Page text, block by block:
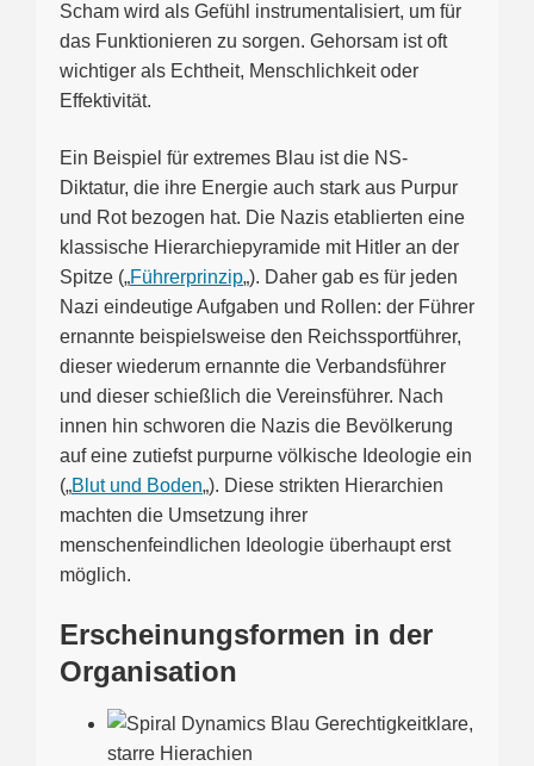
Scham wird als Gefühl instrumentalisiert, um für
das Funktionieren zu sorgen. Gehorsam ist oft
wichtiger als Echtheit, Menschlichkeit oder
Effektivität.
Ein Beispiel für extremes Blau ist die NS-
Diktatur, die ihre Energie auch stark aus Purpur
und Rot bezogen hat. Die Nazis etablierten eine
klassische Hierarchiepyramide mit Hitler an der
Spitze („Führerprinzip„). Daher gab es für jeden
Nazi eindeutige Aufgaben und Rollen: der Führer
ernannte beispielsweise den Reichssportführer,
dieser wiederum ernannte die Verbandsführer
und dieser schießlich die Vereinsführer. Nach
innen hin schworen die Nazis die Bevölkerung
auf eine zutiefst purpurne völkische Ideologie ein
(„Blut und Boden„). Diese strikten Hierarchien
machten die Umsetzung ihrer
menschenfeindlichen Ideologie überhaupt erst
möglich.
Erscheinungsformen in der
Organisation
klare,
starre Hierachien